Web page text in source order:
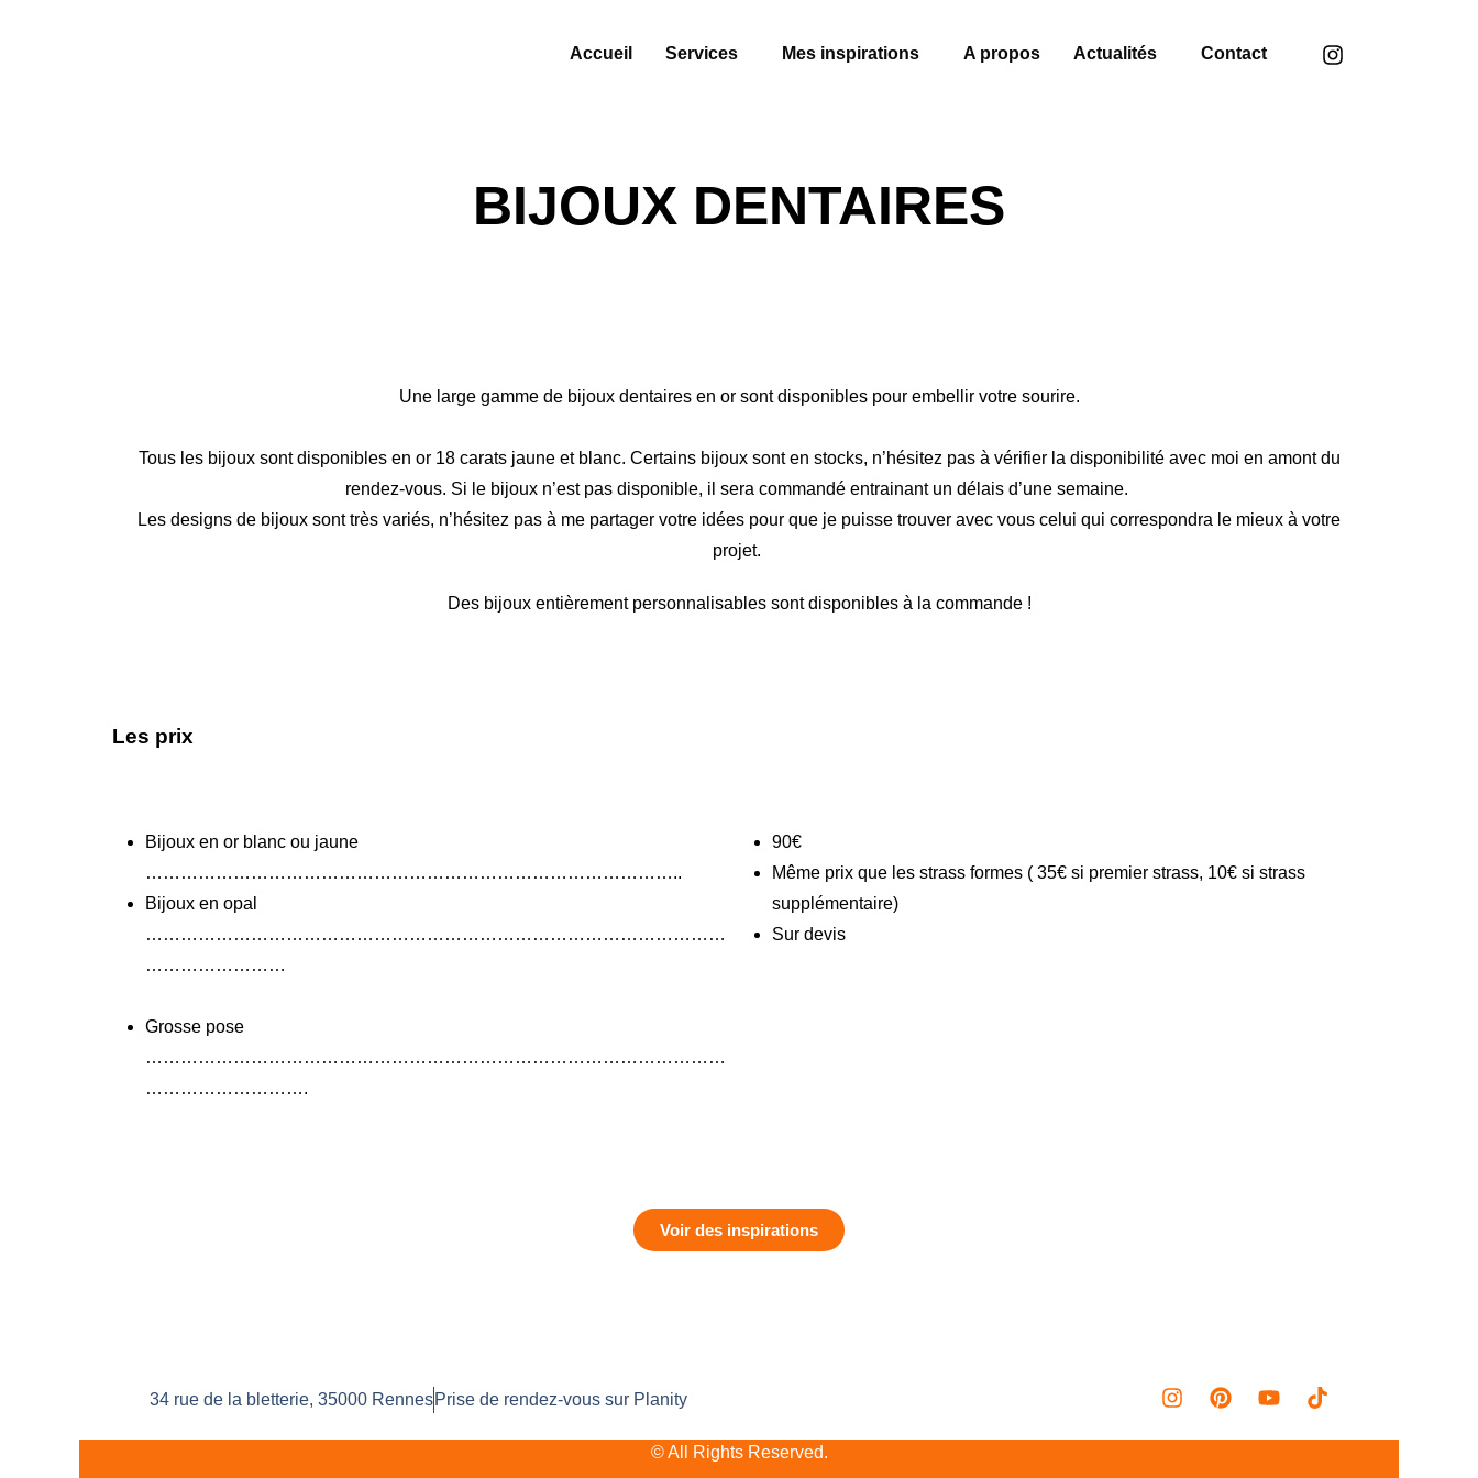
Accueil Services Mes inspirations A propos Actualités Contact
BIJOUX DENTAIRES
Une large gamme de bijoux dentaires en or sont disponibles pour embellir votre sourire.
Tous les bijoux sont disponibles en or 18 carats jaune et blanc. Certains bijoux sont en stocks, n’hésitez pas à vérifier la disponibilité avec moi en amont du
rendez-vous. Si le bijoux n’est pas disponible, il sera commandé entrainant un délais d’une semaine.
Les designs de bijoux sont très variés, n’hésitez pas à me partager votre idées pour que je puisse trouver avec vous celui qui correspondra le mieux à votre
projet.
Des bijoux entièrement personnalisables sont disponibles à la commande !
Les prix
Bijoux en or blanc ou jaune
………………………………………………………………………………..
Bijoux en opal
………………………………………………………………………………………
……………………
Grosse pose
………………………………………………………………………………………
……………………….
90€
Même prix que les strass formes ( 35€ si premier strass, 10€ si strass
supplémentaire)
Sur devis
Voir des inspirations
34 rue de la bletterie, 35000 RennesPrise de rendez-vous sur Planity
© All Rights Reserved.